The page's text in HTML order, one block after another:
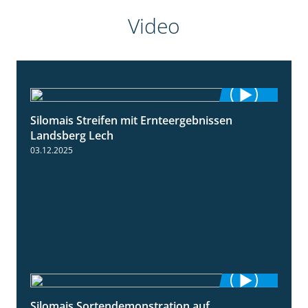
Video
11:01
Silomais Streifen mit Ernteergebnissen
Landsberg Lech
03.12.2025